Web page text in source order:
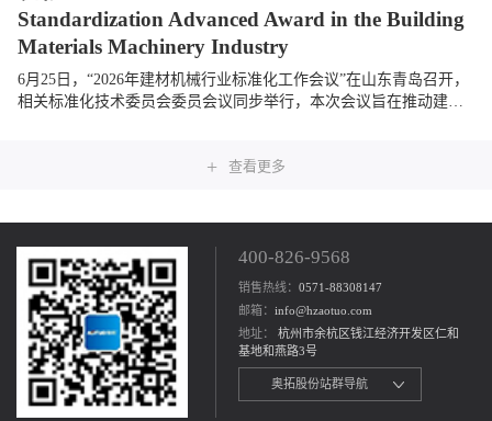
Standardization Advanced Award in the Building
Materials Machinery Industry
6月25日，“2026年建材机械行业标准化工作会议”在山东青岛召开，
相关标准化技术委员会委员会议同步举行，本次会议旨在推动建材
+ 查看更多
400-826-9568
销售热线：0571-88308147
邮箱：info@hzaotuo.com
地址：
杭州市余杭区钱江经济开发区仁和
基地和燕路3号
奥拓股份站群导航